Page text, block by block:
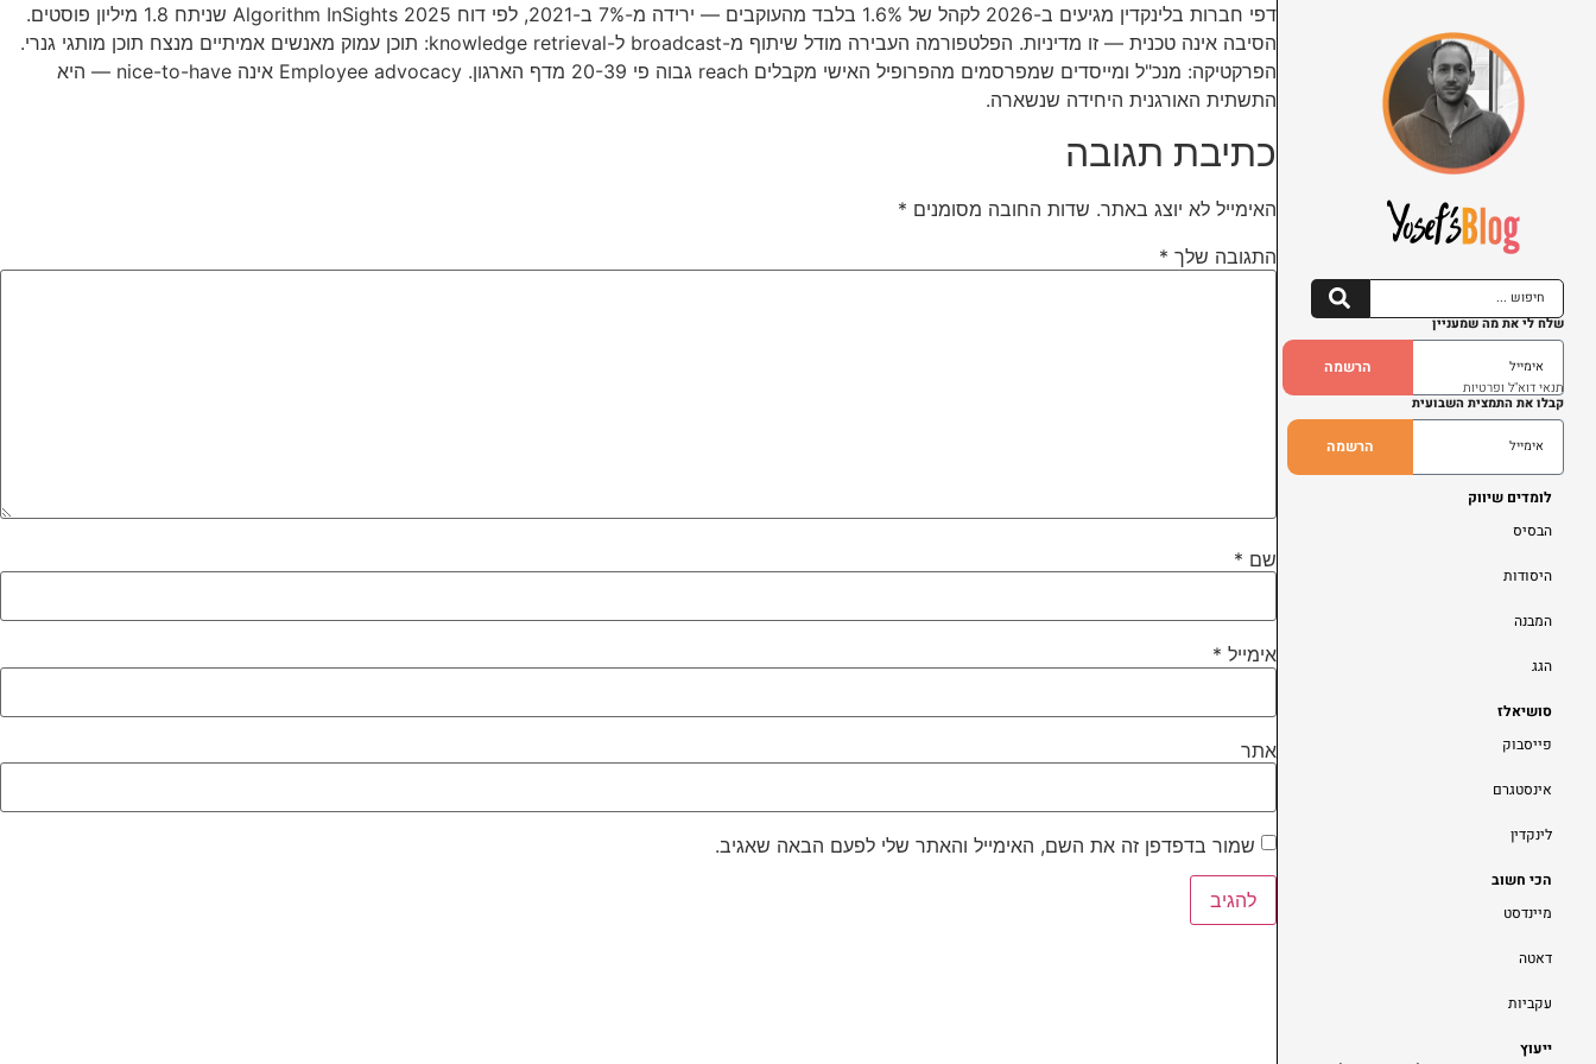
שלח לי את מה שמעניין
הרשמה
תנאי דוא"ל ופרטיות
קבלו את התמצית השבועית
הרשמה
לומדים שיווק
הבסיס
היסודות
המבנה
הגג
סושיאלז
פייסבוק
אינסטגרם
לינקדין
הכי חשוב
מיינדסט
דאטה
עקביות
ייעוץ
דפי חברות בלינקדין מגיעים ב-2026 לקהל של 1.6% בלבד מהעוקבים — ירידה מ-7% ב-2021, לפי דוח Algorithm InSights 2025 שניתח 1.8 מיליון פוסטים.
הסיבה אינה טכנית — זו מדיניות. הפלטפורמה העבירה מודל שיתוף מ-broadcast ל-knowledge retrieval: תוכן עמוק מאנשים אמיתיים מנצח תוכן מותגי גנרי.
הפרקטיקה: מנכ"ל ומייסדים שמפרסמים מהפרופיל האישי מקבלים reach גבוה פי 20-39 מדף הארגון. Employee advocacy אינה nice-to-have — היא
התשתית האורגנית היחידה שנשארה.
כתיבת תגובה
האימייל לא יוצג באתר. שדות החובה מסומנים *
התגובה שלך *
שם *
אימייל *
אתר
שמור בדפדפן זה את השם, האימייל והאתר שלי לפעם הבאה שאגיב.